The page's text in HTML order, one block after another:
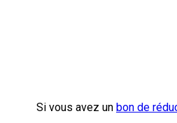
Si vous avez un bon de